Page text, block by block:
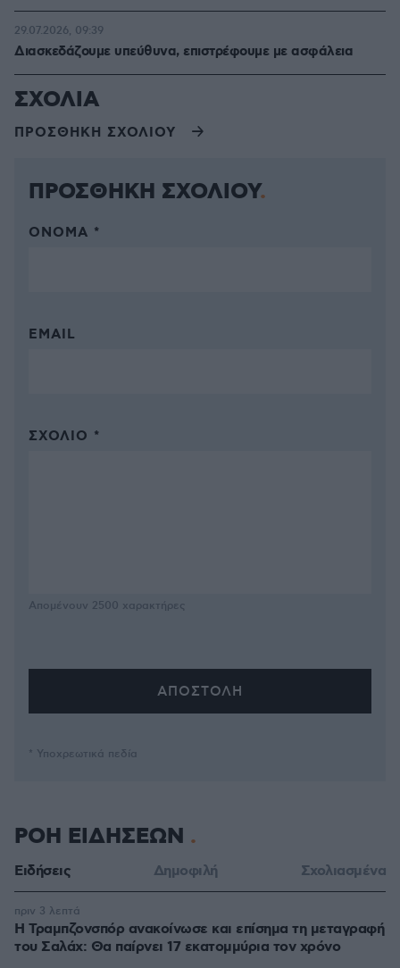
Διασκεδάζουμε υπεύθυνα, επιστρέφουμε με ασφάλεια
29.07.2026, 09:39
ΣΧΟΛΙΑ
ΠΡΟΣΘΗΚΗ ΣΧΟΛΙΟΥ
ΠΡΟΣΘΗΚΗ ΣΧΟΛΙΟΥ
ΌΝΟΜΑ *
EMAIL
ΣΧΌΛΙΟ *
Απομένουν 2500 χαρακτήρες
* Υποχρεωτικά πεδία
ΡΟΗ ΕΙΔΗΣΕΩΝ
Ειδήσεις Δημοφιλή Σχολιασμένα
Η Τραμπζονσπόρ ανακοίνωσε και επίσημα τη μεταγραφή
του Σαλάχ: Θα παίρνει 17 εκατομμύρια τον χρόνο
πριν 3 λεπτά